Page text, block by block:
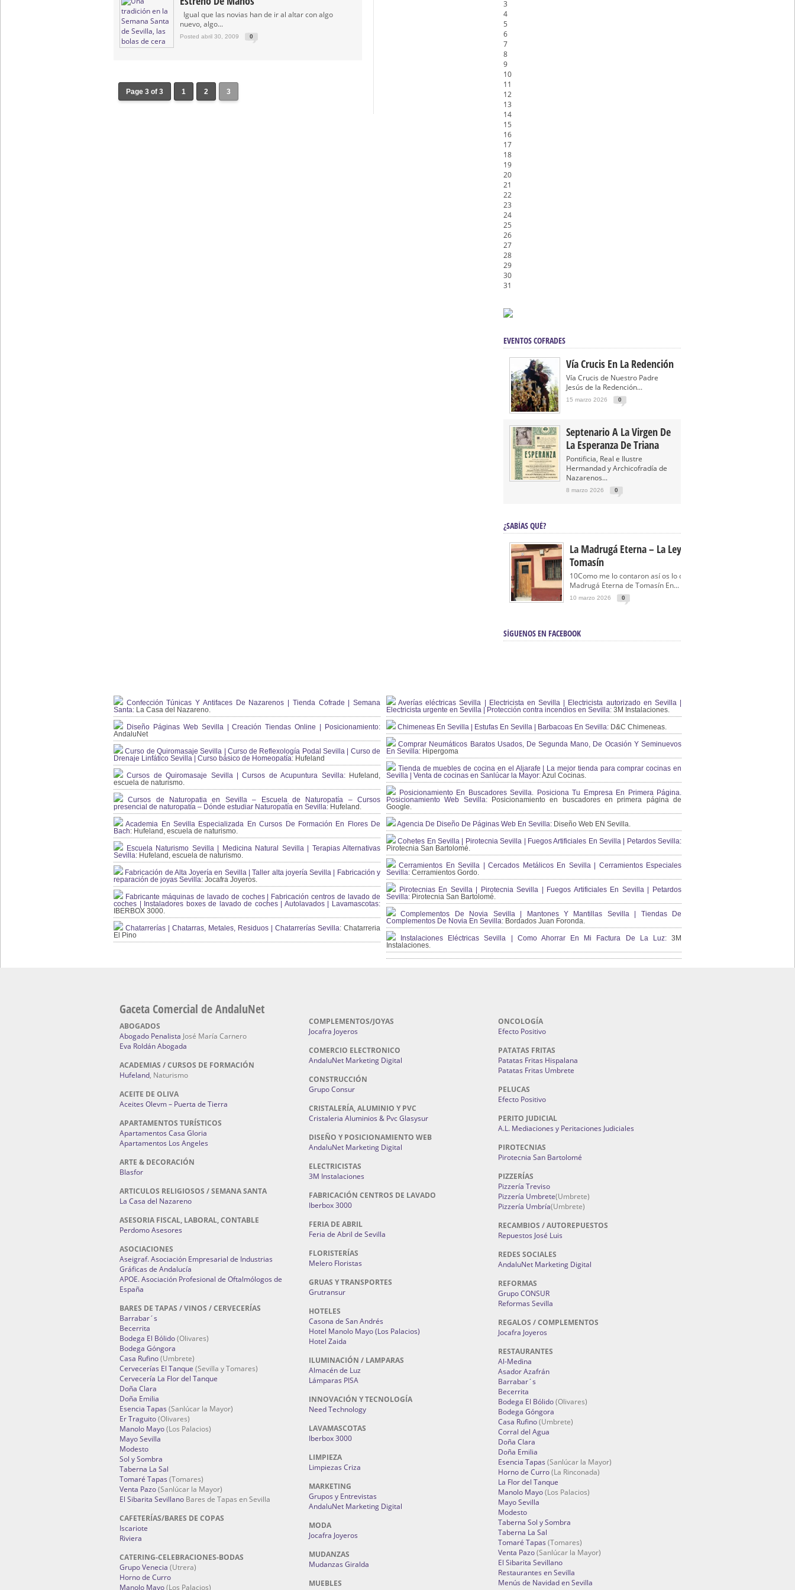
Gitanos: Besamanos del Señor de la Salud
Besamanos del Señor de la Divina Misericordia, Vía Crucis y Traslado – Siete Palabras
Igual que las novias han de ir al altar con algo
nuevo, algo...
Posted abril 30, 2009 0
Page 3 of 3 1 2 3
3
4
5
6
7
8
9
10
11
12
13
14
15
16
17
18
19
20
21
22
23
24
25
26
27
28
29
30
31
EVENTOS COFRADES
Vía Crucis En La Redención
Vía Crucis de Nuestro Padre
Jesús de la Redención...
15 marzo 2026 0
Septenario A La Virgen De
La Esperanza De Triana
Pontificia, Real e Ilustre
Hermandad y Archicofradía de
Nazarenos...
8 marzo 2026 0
¿SABÍAS QUÉ?
La Madrugá Eterna – La Leyenda De
Tomasín
10Como me lo contaron así os lo cuento… La
Madrugá Eterna de Tomasín En...
10 marzo 2026 0
SÍGUENOS EN FACEBOOK
Confección Túnicas Y Antifaces De Nazarenos | Tienda Cofrade | Semana
Santa: La Casa del Nazareno.
Diseño Páginas Web Sevilla | Creación Tiendas Online | Posicionamiento:
AndaluNet
Curso de Quiromasaje Sevilla | Curso de Reflexología Podal Sevilla | Curso de
Drenaje Linfático Sevilla | Curso básico de Homeopatía: Hufeland
Cursos de Quiromasaje Sevilla | Cursos de Acupuntura Sevilla:Hufeland,
escuela de naturismo.
Cursos de Naturopatia en Sevilla – Escuela de Naturopatía – Cursos
presencial de naturopatía – Dónde estudiar Naturopatía en Sevilla: Hufeland.
Academia En Sevilla Especializada En Cursos De Formación En Flores De
Bach: Hufeland, escuela de naturismo.
Escuela Naturismo Sevilla | Medicina Natural Sevilla | Terapias Alternativas
Sevilla: Hufeland, escuela de naturismo.
Fabricación de Alta Joyería en Sevilla | Taller alta joyería Sevilla | Fabricación y
reparación de joyas Sevilla: Jocafra Joyeros.
Fabricante máquinas de lavado de coches | Fabricación centros de lavado de
coches | Instaladores boxes de lavado de coches | Autolavados | Lavamascotas:
IBERBOX 3000.
Chatarrerías | Chatarras, Metales, Residuos | Chatarrerías Sevilla: Chatarreria
El Pino
Averías eléctricas Sevilla | Electricista en Sevilla | Electricista autorizado en Sevilla |
Electricista urgente en Sevilla | Protección contra incendios en Sevilla: 3M Instalaciones.
Chimeneas En Sevilla | Estufas En Sevilla | Barbacoas En Sevilla: D&C Chimeneas.
Comprar Neumáticos Baratos Usados, De Segunda Mano, De Ocasión Y Seminuevos
En Sevilla: Hipergoma
Tienda de muebles de cocina en el Aljarafe | La mejor tienda para comprar cocinas en
Sevilla | Venta de cocinas en Sanlúcar la Mayor:Azul Cocinas.
Posicionamiento En Buscadores Sevilla. Posiciona Tu Empresa En Primera Página.
Posicionamiento Web Sevilla:Posicionamiento en buscadores en primera página de
Google.
Agencia De Diseño De Páginas Web En Sevilla: Diseño Web EN Sevilla.
Cohetes En Sevilla | Pirotecnia Sevilla | Fuegos Artificiales En Sevilla | Petardos Sevilla:
Pirotecnia San Bartolomé.
Cerramientos En Sevilla | Cercados Metálicos En Sevilla | Cerramientos Especiales
Sevilla: Cerramientos Gordo.
Pirotecnias En Sevilla | Pirotecnia Sevilla | Fuegos Artificiales En Sevilla | Petardos
Sevilla: Pirotecnia San Bartolomé.
Complementos De Novia Sevilla | Mantones Y Mantillas Sevilla | Tiendas De
Complementos De Novia En Sevilla: Bordados Juan Foronda.
Instalaciones Eléctricas Sevilla | Como Ahorrar En Mi Factura De La Luz:3M
Instalaciones.
Gaceta Comercial de AndaluNet
ABOGADOS
Abogado Penalista José María Carnero
Eva Roldán Abogada
ACADEMIAS / CURSOS DE FORMACIÓN
Hufeland, Naturismo
ACEITE DE OLIVA
Aceites Olevm – Puerta de Tierra
APARTAMENTOS TURÍSTICOS
Apartamentos Casa Gloria
Apartamentos Los Angeles
ARTE & DECORACIÓN
Blasfor
ARTICULOS RELIGIOSOS / SEMANA SANTA
La Casa del Nazareno
ASESORIA FISCAL, LABORAL, CONTABLE
Perdomo Asesores
ASOCIACIONES
Aseigraf. Asociación Empresarial de Industrias
Gráficas de Andalucía
APOE. Asociación Profesional de Oftalmólogos de
España
BARES DE TAPAS / VINOS / CERVECERÍAS
Barrabar´s
Becerrita
Bodega El Bólido(Olivares)
Bodega Góngora
Casa Rufino(Umbrete)
Cervecerías El Tanque (Sevilla y Tomares)
Cervecería La Flor del Tanque
Doña Clara
Doña Emilia
Esencia Tapas (Sanlúcar la Mayor)
Er Traguito(Olivares)
Manolo Mayo(Los Palacios)
Mayo Sevilla
Modesto
Sol y Sombra
Taberna La Sal
Tomaré Tapas (Tomares)
Venta Pazo(Sanlúcar la Mayor)
El Sibarita Sevillano Bares de Tapas en Sevilla
CAFETERÍAS/BARES DE COPAS
Iscariote
Riviera
CATERING-CELEBRACIONES-BODAS
Grupo Venecia (Utrera)
Horno de Curro
Manolo Mayo(Los Palacios)
COMPLEMENTOS/JOYAS
Jocafra Joyeros
COMERCIO ELECTRONICO
AndaluNet Marketing Digital
CONSTRUCCIÓN
Grupo Consur
CRISTALERÍA, ALUMINIO Y PVC
Cristaleria Aluminios & Pvc Glasysur
DISEÑO Y POSICIONAMIENTO WEB
AndaluNet Marketing Digital
ELECTRICISTAS
3M Instalaciones
FABRICACIÓN CENTROS DE LAVADO
Iberbox 3000
FERIA DE ABRIL
Feria de Abril de Sevilla
FLORISTERÍAS
Melero Floristas
GRUAS Y TRANSPORTES
Grutransur
HOTELES
Casona de San Andrés
Hotel Manolo Mayo (Los Palacios)
Hotel Zaida
ILUMINACIÓN / LAMPARAS
Almacén de Luz
Lámparas PISA
INNOVACIÓN Y TECNOLOGÍA
Need Technology
LAVAMASCOTAS
Iberbox 3000
LIMPIEZA
Limpiezas Criza
MARKETING
Grupos y Entrevistas
AndaluNet Marketing Digital
MODA
Jocafra Joyeros
MUDANZAS
Mudanzas Giralda
MUEBLES
ONCOLOGÍA
Efecto Positivo
PATATAS FRITAS
Patatas Fritas Hispalana
Patatas Fritas Umbrete
PELUCAS
Efecto Positivo
PERITO JUDICIAL
A.L. Mediaciones y Peritaciones Judiciales
PIROTECNIAS
Pirotecnia San Bartolomé
PIZZERÍAS
Pizzería Treviso
Pizzería Umbrete(Umbrete)
Pizzería Umbría(Umbrete)
RECAMBIOS / AUTOREPUESTOS
Repuestos José Luis
REDES SOCIALES
AndaluNet Marketing Digital
REFORMAS
Grupo CONSUR
Reformas Sevilla
REGALOS / COMPLEMENTOS
Jocafra Joyeros
RESTAURANTES
Al-Medina
Asador Azafrán
Barrabar´s
Becerrita
Bodega El Bólido(Olivares)
Bodega Góngora
Casa Rufino(Umbrete)
Corral del Agua
Doña Clara
Doña Emilia
Esencia Tapas (Sanlúcar la Mayor)
Horno de Curro(La Rinconada)
La Flor del Tanque
Manolo Mayo(Los Palacios)
Mayo Sevilla
Modesto
Taberna Sol y Sombra
Taberna La Sal
Tomaré Tapas (Tomares)
Venta Pazo(Sanlúcar la Mayor)
El Sibarita Sevillano
Restaurantes en Sevilla
Menús de Navidad en Sevilla